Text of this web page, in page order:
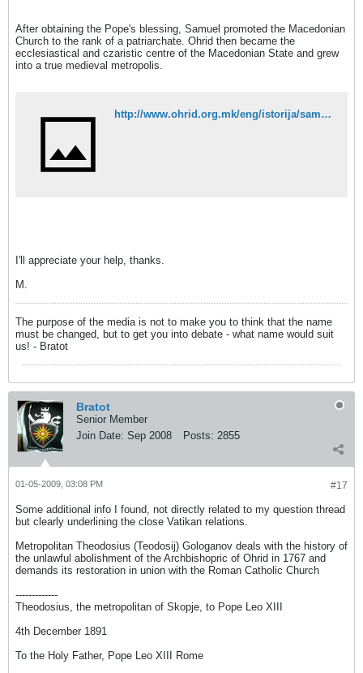
After obtaining the Pope's blessing, Samuel promoted the Macedonian
Church to the rank of a patriarchate. Ohrid then became the
ecclesiastical and czaristic centre of the Macedonian State and grew
into a true medieval metropolis.
http://www.ohrid.org.mk/eng/istorija/samuil.htm
I'll appreciate your help, thanks.
M.
The purpose of the media is not to make you to think that the name
must be changed, but to get you into debate - what name would suit
us! - Bratot
Bratot
Senior Member
Join Date: Sep 2008 Posts: 2855
#17
01-05-2009, 03:08 PM
Some additional info I found, not directly related to my question thread
but clearly underlining the close Vatikan relations.
Metropolitan Theodosius (Teodosij) Gologanov deals with the history of
the unlawful abolishment of the Archbishopric of Ohrid in 1767 and
demands its restoration in union with the Roman Catholic Church
-------------
Theodosius, the metropolitan of Skopje, to Pope Leo XIII
4th December 1891
To the Holy Father, Pope Leo XIII Rome